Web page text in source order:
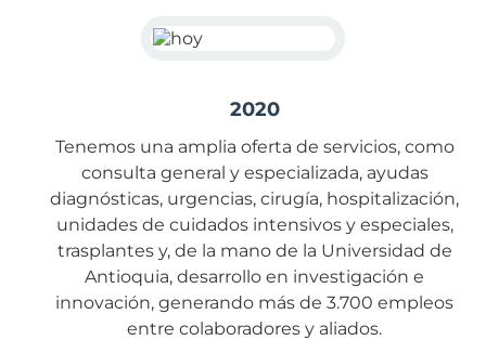
2020
Tenemos una amplia oferta de servicios, como
consulta general y especializada, ayudas
diagnósticas, urgencias, cirugía, hospitalización,
unidades de cuidados intensivos y especiales,
trasplantes y, de la mano de la Universidad de
Antioquia, desarrollo en investigación e
innovación, generando más de 3.700 empleos
entre colaboradores y aliados.